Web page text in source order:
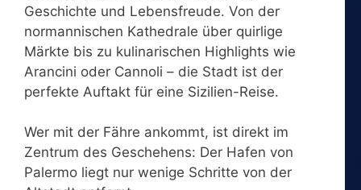
Geschichte und Lebensfreude. Von der
normannischen Kathedrale über quirlige
Märkte bis zu kulinarischen Highlights wie
Arancini oder Cannoli – die Stadt ist der
perfekte Auftakt für eine Sizilien-Reise.
Wer mit der Fähre ankommt, ist direkt im
Zentrum des Geschehens: Der Hafen von
Palermo liegt nur wenige Schritte von der